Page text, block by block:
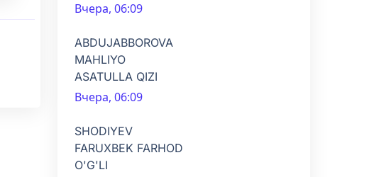
Вчера, 06:09
ABDUJABBOROVA
MAHLIYO
ASATULLA QIZI
Вчера, 06:09
SHODIYEV
FARUXBEK FARHOD
O'G'LI